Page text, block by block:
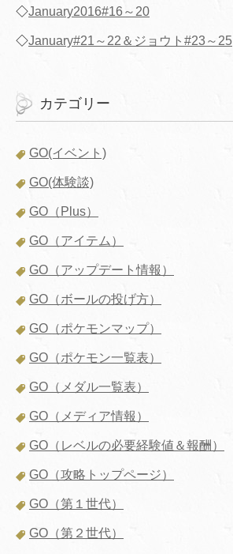
◇January2016#16～20
◇January#21～22＆ジョウト#23～25
カテゴリー
GO(イベント)
GO(体験談)
GO（Plus）
GO（アイテム）
GO（アップデート情報）
GO（ボールの投げ方）
GO（ポケモンマップ）
GO（ポケモン一覧表）
GO（メダル一覧表）
GO（メディア情報）
GO（レベルの必要経験値＆報酬）
GO（攻略トップページ）
GO（第１世代）
GO（第２世代）